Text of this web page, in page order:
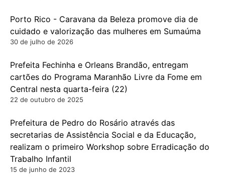
Porto Rico - Caravana da Beleza promove dia de
cuidado e valorização das mulheres em Sumaúma
30 de julho de 2026
Prefeita Fechinha e Orleans Brandão, entregam
cartões do Programa Maranhão Livre da Fome em
Central nesta quarta-feira (22)
22 de outubro de 2025
Prefeitura de Pedro do Rosário através das
secretarias de Assistência Social e da Educação,
realizam o primeiro Workshop sobre Erradicação do
Trabalho Infantil
15 de junho de 2023